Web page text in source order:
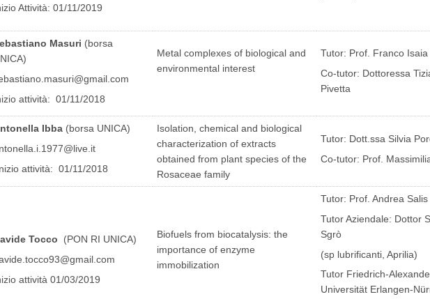
Attività: 01/11/2019
Masuri (borsa
attività: 01/11/2018
Metal complexes of biological and
environmental interest
Tutor: Prof. Franco Isaia
Co-tutor: Dottoressa
Pivetta
Ibba (borsa UNICA)
attività: 01/11/2018
Isolation, chemical and biological
characterization of extracts
obtained from plant species of the
Rosaceae family
Tutor: Dott.ssa Silvia
Co-tutor: Prof.
Tocco
(PON RI UNICA)
attività 01/03/2019
Biofuels from biocatalysis: the
importance of enzyme
immobilization
Tutor: Prof. Andrea Salis
Tutor Aziendale: Dottor
Sgrò
(sp lubrificanti, Aprilia)
Tutor Friedrich-
Universität Erlangen-